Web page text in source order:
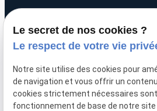
de 8h30 à 12h30 et de
Uniquement sur
SIRET :51052612200047
Le secret de nos cookies ?
Le respect de votre vie
Notre site utilise des cookies pour
de navigation et vous offrir un
cookies strictement nécessaires
fonctionnement de base de notre